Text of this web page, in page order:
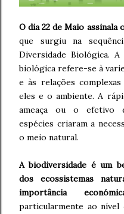
O dia 22 de Maio assinala
que surgiu na
Diversidade Biológica.
biológica refere-se à
e às relações
eles e o ambiente. A
ameaça ou o efetivo
espécies criaram a
o meio natural.
A biodiversidade é um
dos ecossistemas
importância
particularmente ao nível